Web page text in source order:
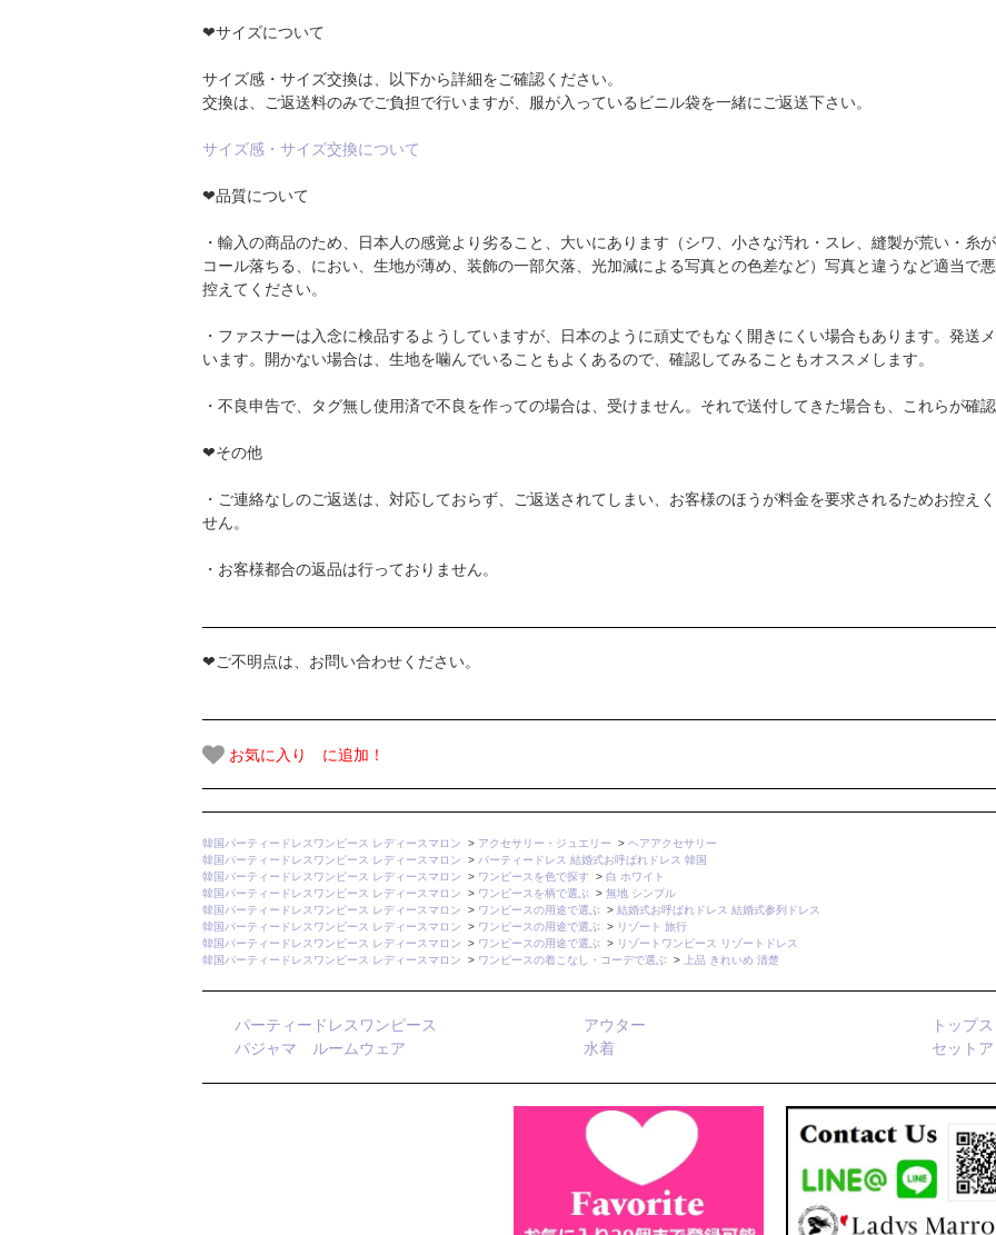
❤サイズについて
サイズ感・サイズ交換は、以下から詳細をご確認ください。
交換は、ご返送料のみでご負担で行いますが、服が入っているビニル袋を一緒にご返送下さい。
サイズ感・サイズ交換について
❤品質について
・輸入の商品のため、日本人の感覚より劣ること、大いにあります（シワ、小さな汚れ・スレ、縫製が荒い・糸
コール落ちる、におい、生地が薄め、装飾の一部欠落、光加減による写真との色差など）写真と違うなど適当で
控えてください。
・ファスナーは入念に検品するようしていますが、日本のように頑丈でもなく開きにくい場合もあります。発送
います。開かない場合は、生地を噛んでいることもよくあるので、確認してみることもオススメします。
・不良申告で、タグ無し使用済で不良を作っての場合は、受けません。それで送付してきた場合も、これらが確
❤その他
・ご連絡なしのご返送は、対応しておらず、ご返送されてしまい、お客様のほうが料金を要求されるためお控え
せん。
・お客様都合の返品は行っておりません。
❤ご不明点は、お問い合わせください。
お気に入り に追加！
韓国パーティードレスワンピース レディースマロン > アクセサリー・ジュエリー > ヘアアクセサリー
韓国パーティードレスワンピース レディースマロン
> パーティードレス 結婚式お呼ばれドレス 韓国
韓国パーティードレスワンピース レディースマロン
> ワンピースを色で探す > 白 ホワイト
韓国パーティードレスワンピース レディースマロン
> ワンピースを柄で選ぶ > 無地 シンプル
韓国パーティードレスワンピース レディースマロン
> ワンピースの用途で選ぶ > 結婚式お呼ばれドレス 結婚式参列ドレス
韓国パーティードレスワンピース レディースマロン
> ワンピースの用途で選ぶ > リゾート 旅行
韓国パーティードレスワンピース レディースマロン
> ワンピースの用途で選ぶ > リゾートワンピース リゾートドレス
韓国パーティードレスワンピース レディースマロン
> ワンピースの着こなし・コーデで選ぶ > 上品 きれいめ 清楚
パーティードレスワンピース アウター
トップス
パジャマ ルームウェア
水着 セット